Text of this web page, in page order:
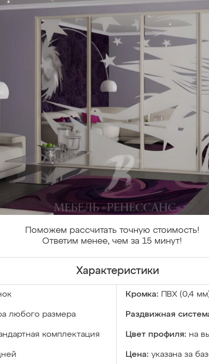
Поможем рассчитать точную стоимость!
Ответим менее, чем за 15 минут!
Характеристики
Кромка: ПВХ (0,4
любого размера Раздвижная
комплектация Цвет профиля: на
Цена: указана за